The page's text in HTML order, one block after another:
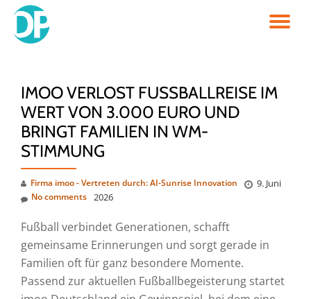
Skip
IMOO VERLOST FUSSBALLREISE IM W
ERT VON 3.000 EURO UND B
RINGT FAMILIEN IN WM-S
TIMMUNG
Firma imoo - Vertreten durch: AI-Sunrise Innovation
9. Juni
2026
No comments
Fußball verbindet Generationen, schafft
gemeinsame Erinnerungen und sorgt gerade in
Familien oft für ganz besondere Momente.
Passend zur aktuellen Fußballbegeisterung startet